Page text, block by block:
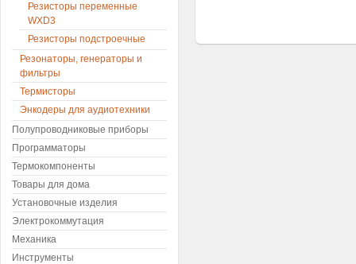
Резисторы переменные
WXD3
Резисторы подстроечные
Резонаторы, генераторы и
фильтры
Термисторы
Энкодеры для аудиотехники
Полупроводниковые приборы
Программаторы
Термокомпоненты
Товары для дома
Установочные изделия
Электрокоммутация
Механика
Инструменты